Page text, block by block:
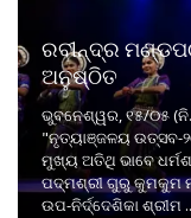
ରବୀନ୍ଦ୍ର
ଅନୁଷ୍ଠିତ
ଭୁବନେଶ୍ୱର, ୧୫/୦୫
"ନୃତ୍ୟାଞ୍ଜଳୟ ଉତ୍ସବ-
ମୁଖ୍ୟ ଅତିଥି ଭାବେ
ପଦ୍ମଶ୍ରୀ ଗୁରୁ କୁମକୁମ
ଉପ-ନିର୍ଦ୍ଦେଶିକା ଶ୍ରୀମ